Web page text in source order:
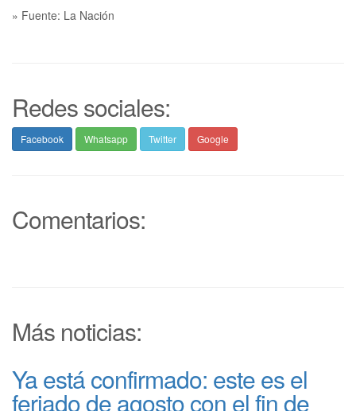
» Fuente: La Nación
Redes sociales:
Facebook Whatsapp Twitter Google
Comentarios:
Más noticias:
Ya está confirmado: este es el
feriado de agosto con el fin de